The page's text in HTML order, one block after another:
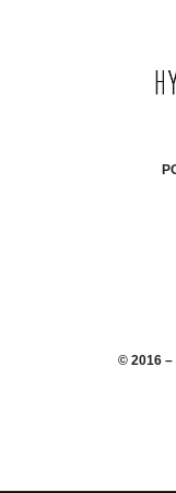
© 2016 –